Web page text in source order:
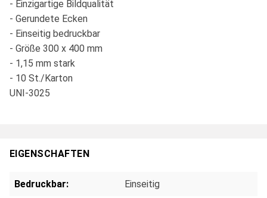
- Einzigartige Bildqualität
- Gerundete Ecken
- Einseitig bedruckbar
- Größe 300 x 400 mm
- 1,15 mm stark
- 10 St./Karton
UNI-3025
EIGENSCHAFTEN
Bedruckbar: Einseitig